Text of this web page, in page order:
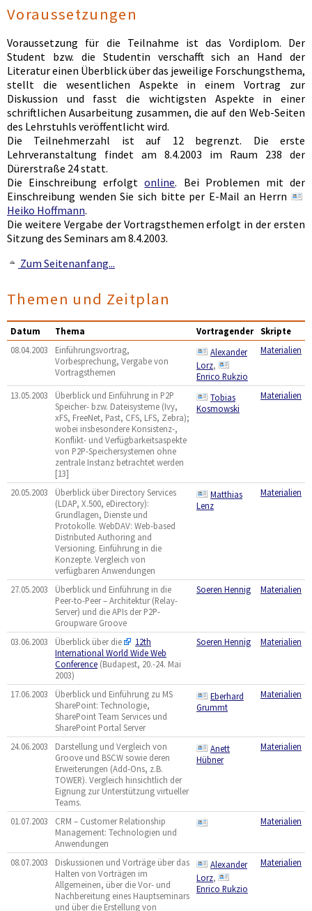
Voraussetzungen
Voraussetzung für die Teilnahme ist das Vordiplom. Der
Student bzw. die Studentin verschafft sich an Hand der
Literatur einen Überblick über das jeweilige Forschungsthema,
stellt die wesentlichen Aspekte in einem Vortrag zur
Diskussion und fasst die wichtigsten Aspekte in einer
schriftlichen Ausarbeitung zusammen, die auf den Web-Seiten
des Lehrstuhls veröffentlicht wird.
Die Teilnehmerzahl ist auf 12 begrenzt. Die erste
Lehrveranstaltung findet am 8.4.2003 im Raum 238 der
Dürerstraße 24 statt.
Die Einschreibung erfolgtonline. Bei Problemen mit der
Einschreibung wenden Sie sich bitte per E-Mail an Herrn
Heiko Hoffmann.
Die weitere Vergabe der Vortragsthemen erfolgt in der ersten
Sitzung des Seminars am 8.4.2003.
Zum Seitenanfang...
Themen und Zeitplan
Datum Thema Vortragender
Skripte
08.04.2003
Einführungsvortrag,
Vorbesprechung, Vergabe von
Vortragsthemen
Alexander
Lorz,
Enrico Rukzio
Materialien
13.05.2003
Überblick und Einführung in P2P
Speicher- bzw. Dateisysteme (Ivy,
xFS, FreeNet, Past, CFS, LFS, Zebra);
wobei insbesondere Konsistenz-,
Konflikt- und Verfügbarkeitsaspekte
von P2P-Speichersystemen ohne
zentrale Instanz betrachtet werden
[13]
Tobias
Kosmowski
Materialien
20.05.2003
Überblick über Directory Services
(LDAP, X.500, eDirectory):
Grundlagen, Dienste und
Protokolle. WebDAV: Web-based
Distributed Authoring and
Versioning. Einführung in die
Konzepte. Vergleich von
verfügbaren Anwendungen
Matthias
Lenz
Materialien
27.05.2003
Überblick und Einführung in die
Peer-to-Peer – Architektur (Relay-
Server) und die APIs der P2P-
Groupware Groove
Soeren Hennig Materialien
03.06.2003 Überblick über die
12th
International World Wide Web
Conference (Budapest, 20.-24. Mai
2003)
Soeren Hennig Materialien
17.06.2003
Überblick und Einführung zu MS
SharePoint: Technologie,
SharePoint Team Services und
SharePoint Portal Server
Eberhard
Grummt
Materialien
24.06.2003
Darstellung und Vergleich von
Groove und BSCW sowie deren
Erweiterungen (Add-Ons, z.B.
TOWER). Vergleich hinsichtlich der
Eignung zur Unterstützung virtueller
Teams.
Anett
Hübner
Materialien
01.07.2003
CRM – Customer Relationship
Management: Technologien und
Anwendungen
Materialien
08.07.2003
Diskussionen und Vorträge über das
Halten von Vorträgen im
Allgemeinen, über die Vor- und
Nachbereitung eines Hauptseminars
und über die Erstellung von
Alexander
Lorz,
Enrico Rukzio
Materialien